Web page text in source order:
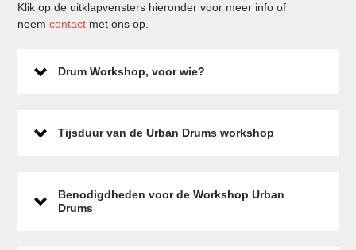
Klik op de uitklapvensters hieronder voor meer info of
neemcontact met ons op.
Drum Workshop, voor wie?
Tijsduur van de Urban Drums workshop
Benodigdheden voor de Workshop Urban
Drums